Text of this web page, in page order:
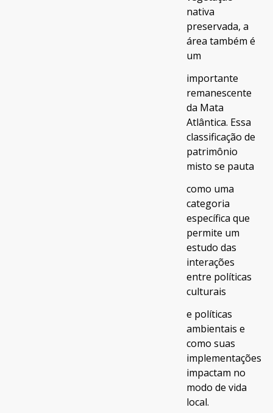
nativa
preservada, a
área também é
um
importante
remanescente
da Mata
Atlântica. Essa
classificação de
patrimônio
misto se pauta
como uma
categoria
específica que
permite um
estudo das
interações
entre políticas
culturais
e políticas
ambientais e
como suas
implementações
impactam no
modo de vida
local.